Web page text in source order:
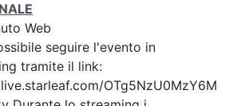
Web
seguire l'evento in
tramite il link:
OTg5NzU0MzY6M